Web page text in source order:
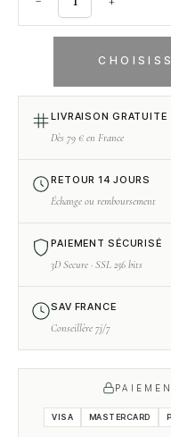
LIVRAISON GRATUITE
Dès 79 € en France
RETOUR 14 JOURS
Échange ou remboursement
PAIEMENT SÉCURISÉ
3D Secure · SSL 256 bits
SAV FRANCE
Conseillère 7j/7
VISA MASTERCARD